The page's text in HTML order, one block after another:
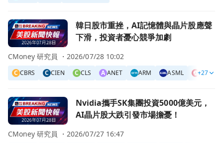
前往韓日股市重挫，AI記憶體與晶片股應聲下滑，投資者憂
韓日股市重挫，AI記憶體與晶片股應聲
下滑，投資者憂心競爭加劇
C CBRS C CIEN C CLS A ANET ARM ASML AVGO
+27
CMoney 研究員 ・ 2026/07/28 10:02
前往Nvidia攜手SK集團投資5000億美元，AI晶片股大跌引發
Nvidia攜手SK集團投資5000億美元，
AI晶片股大跌引發市場擔憂！
CMoney 研究員 ・ 2026/07/27 16:47